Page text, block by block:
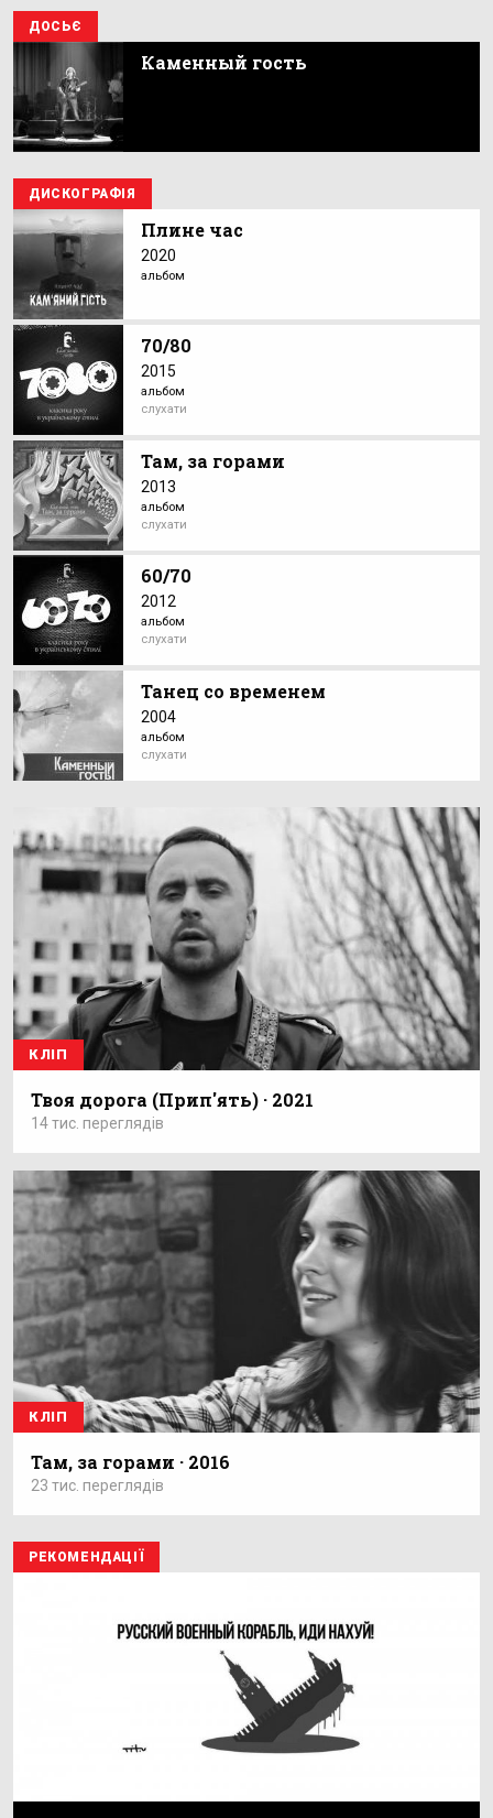
ДОСЬЄ
Каменный гость
ДИСКОГРАФІЯ
Плине час
2020
альбом
70/80
2015
альбом
слухати
Там, за горами
2013
альбом
слухати
60/70
2012
альбом
слухати
Танец со временем
2004
альбом
слухати
КЛІП
Твоя дорога (Прип'ять) · 2021
14 тис. переглядів
КЛІП
Там, за горами · 2016
23 тис. переглядів
РЕКОМЕНДАЦІЇ